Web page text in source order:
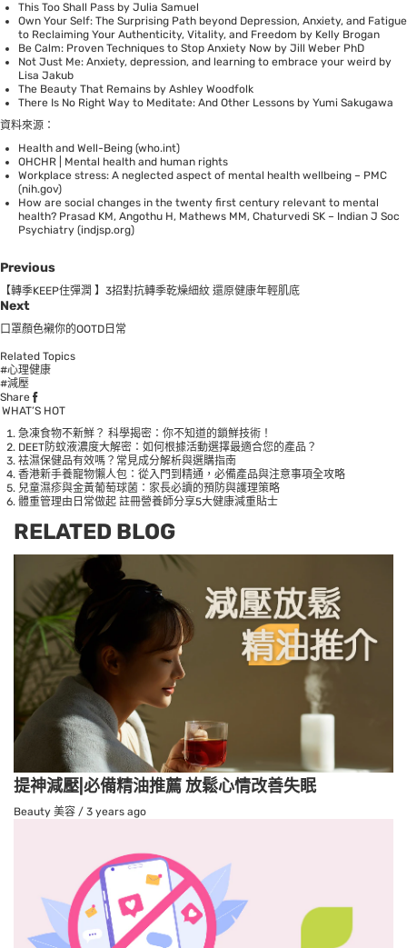
This Too Shall Pass by Julia Samuel
Own Your Self: The Surprising Path beyond Depression, Anxiety, and Fatigue
to Reclaiming Your Authenticity, Vitality, and Freedom by Kelly Brogan
Be Calm: Proven Techniques to Stop Anxiety Now by Jill Weber PhD
Not Just Me: Anxiety, depression, and learning to embrace your weird by
Lisa Jakub
The Beauty That Remains by Ashley Woodfolk
There Is No Right Way to Meditate: And Other Lessons by Yumi Sakugawa
資料來源：
Health and Well-Being (who.int)
OHCHR | Mental health and human rights
Workplace stress: A neglected aspect of mental health wellbeing – PMC
(nih.gov)
How are social changes in the twenty first century relevant to mental
health? Prasad KM, Angothu H, Mathews MM, Chaturvedi SK – Indian J Soc
Psychiatry (indjsp.org)
Previous
【轉季KEEP住彈潤 】3招對抗轉季乾燥細紋 還原健康年輕肌底
Next
口罩顏色襯你的OOTD日常
Related Topics
#心理健康
#減壓
Share
WHAT’S HOT
急凍食物不新鮮？ 科學揭密：你不知道的鎖鮮技術！
DEET防蚊液濃度大解密：如何根據活動選擇最適合您的產品？
袪濕保健品有效嗎？常見成分解析與選購指南
香港新手養寵物懶人包：從入門到精通，必備產品與注意事項全攻略
兒童濕疹與金黃葡萄球菌：家長必讀的預防與護理策略
體重管理由日常做起 註冊營養師分享5大健康減重貼士
RELATED BLOG
提神減壓|必備精油推薦 放鬆心情改善失眠
Beauty 美容 / 3 years ago